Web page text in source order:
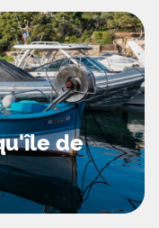
de